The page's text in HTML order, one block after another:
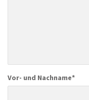
Vor- und Nachname*